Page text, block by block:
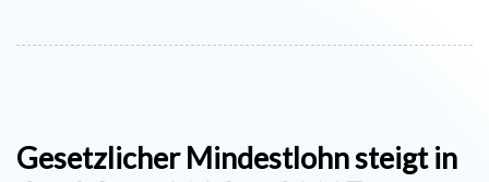
Gesetzlicher Mindestlohn steigt in